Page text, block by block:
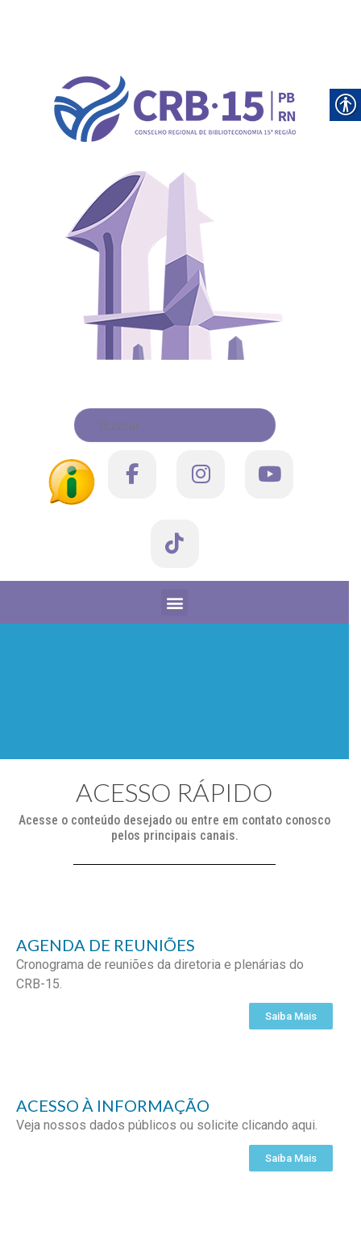
ACESSO RÁPIDO
Acesse o conteúdo desejado ou entre em contato conosco
pelos principais canais.
AGENDA DE REUNIÕES
Cronograma de reuniões da diretoria e plenárias do
CRB-15.
Saiba Mais
ACESSO À INFORMAÇÃO
Veja nossos dados públicos ou solicite clicando aqui.
Saiba Mais